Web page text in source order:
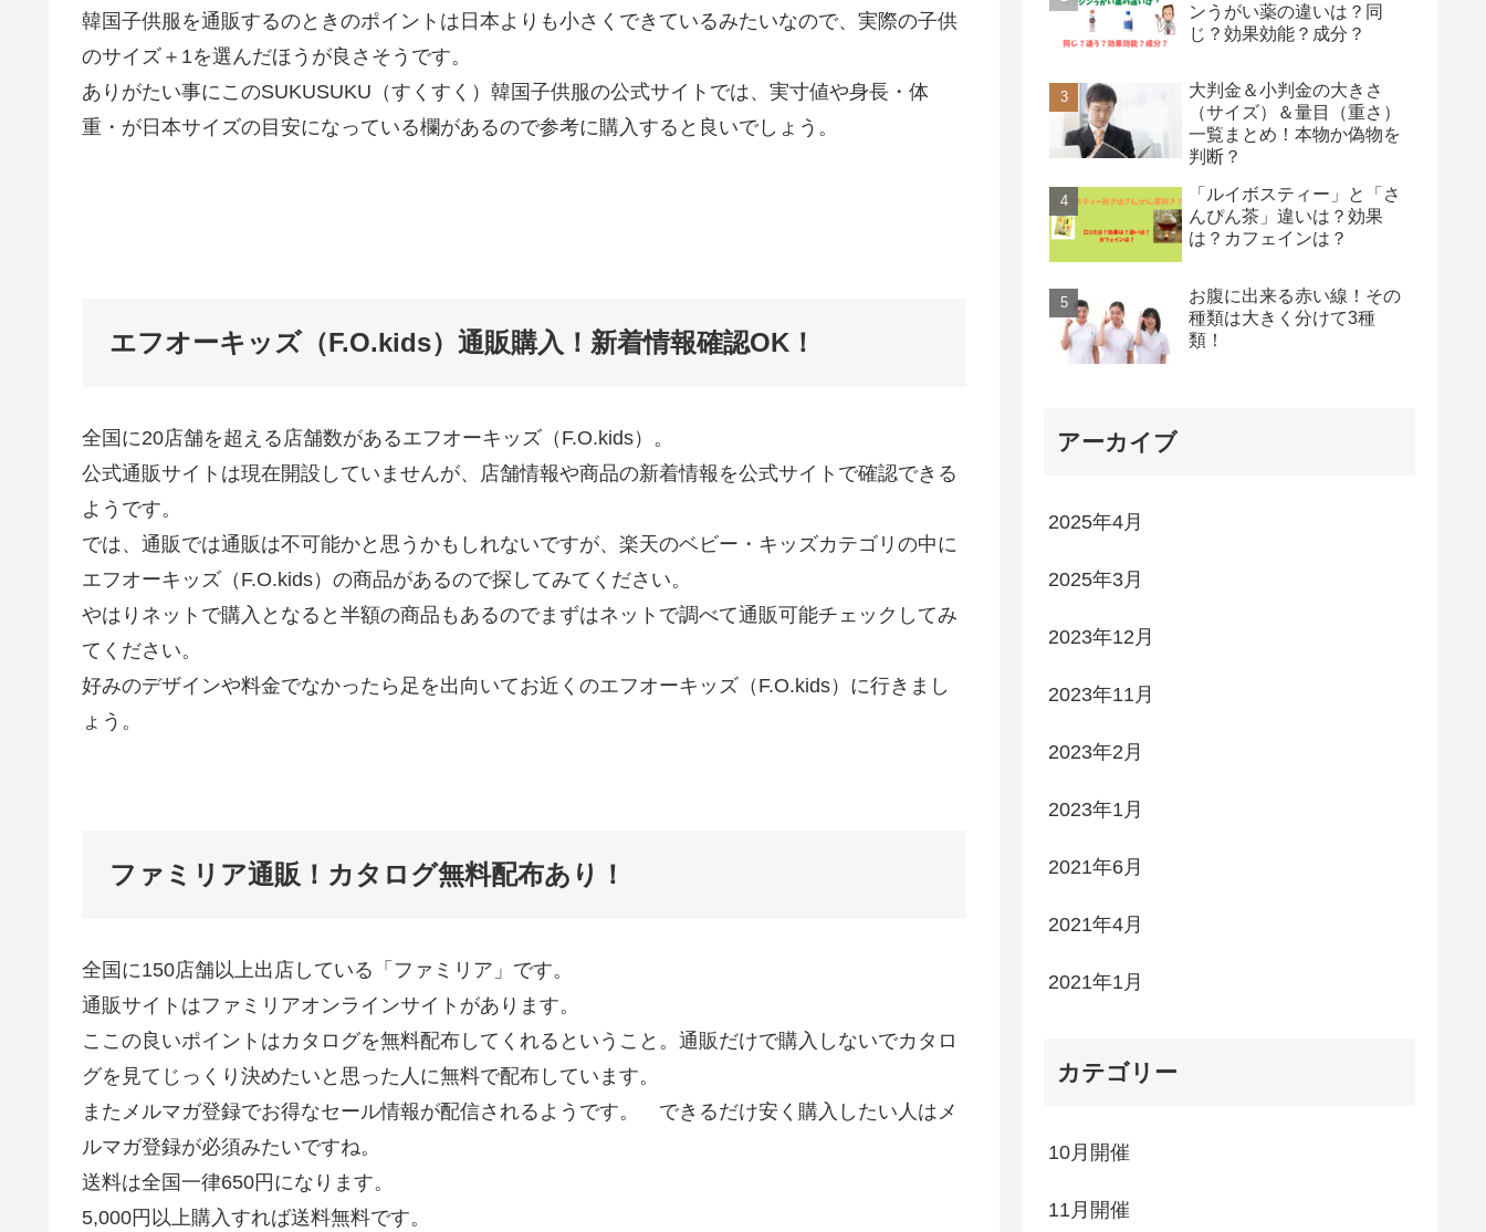
韓国子供服を通販するのときのポイントは日本よりも小さくできているみたいなので、実際の子供
のサイズ＋1を選んだほうが良さそうです。
ありがたい事にこのSUKUSUKU（すくすく）韓国子供服の公式サイトでは、実寸値や身長・体
重・が日本サイズの目安になっている欄があるので参考に購入すると良いでしょう。
エフオーキッズ（F.O.kids）通販購入！新着情報確認OK！
全国に20店舗を超える店舗数があるエフオーキッズ（F.O.kids）。
公式通販サイトは現在開設していませんが、店舗情報や商品の新着情報を公式サイトで確認できる
ようです。
では、通販では通販は不可能かと思うかもしれないですが、楽天のベビー・キッズカテゴリの中に
エフオーキッズ（F.O.kids）の商品があるので探してみてください。
やはりネットで購入となると半額の商品もあるのでまずはネットで調べて通販可能チェックしてみ
てください。
好みのデザインや料金でなかったら足を出向いてお近くのエフオーキッズ（F.O.kids）に行きまし
ょう。
ファミリア通販！カタログ無料配布あり！
全国に150店舗以上出店している「ファミリア」です。
通販サイトはファミリアオンラインサイトがあります。
ここの良いポイントはカタログを無料配布してくれるということ。通販だけで購入しないでカタロ
グを見てじっくり決めたいと思った人に無料で配布しています。
またメルマガ登録でお得なセール情報が配信されるようです。 できるだけ安く購入したい人はメ
ルマガ登録が必須みたいですね。
送料は全国一律650円になります。
5,000円以上購入すれば送料無料です。
ンうがい薬の違いは？同
じ？効果効能？成分？
大判金＆小判金の大きさ
（サイズ）＆量目（重さ）
一覧まとめ！本物か偽物を
判断？
「ルイボスティー」と「さ
んぴん茶」違いは？効果
は？カフェインは？
お腹に出来る赤い線！その
種類は大きく分けて3種
類！
アーカイブ
2025年4月
2025年3月
2023年12月
2023年11月
2023年2月
2023年1月
2021年6月
2021年4月
2021年1月
カテゴリー
10月開催
11月開催